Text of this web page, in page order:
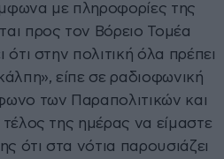
με πληροφορίες της
προς τον Βόρειο Τομέα
στην πολιτική όλα πρέπει
είπε σε ραδιοφωνική
των Παραπολιτικών και
της ημέρας να είμαστε
ότι στα νότια παρουσιάζει